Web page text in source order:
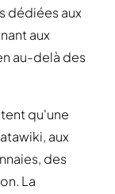
dédiées aux
aux
au-delà des
qu'une
aux
des
La